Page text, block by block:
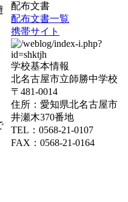
配布文書
配布文書一覧
携帯サイト
学校基本情報
北名古屋市立師勝中学校
〒481-0014
住所：愛知県北名古屋市
井瀬木370番地
TEL：0568-21-0107
FAX：0568-21-0164